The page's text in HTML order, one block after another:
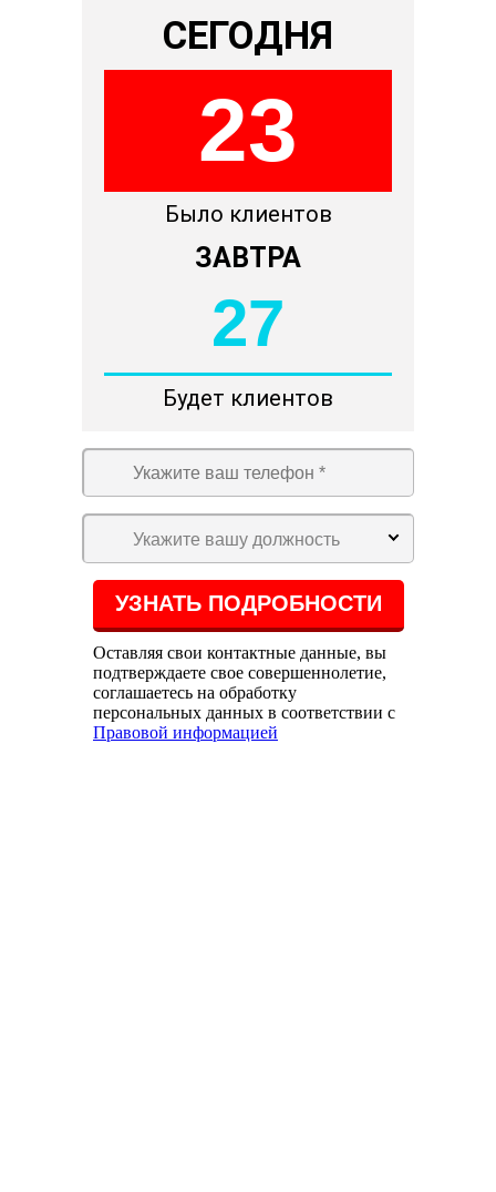
СЕГОДНЯ
23
Было клиентов
ЗАВТРА
27
Будет клиентов
Укажите вашу должность
Оставляя свои контактные данные, вы
подтверждаете свое совершеннолетие,
соглашаетесь на обработку
персональных данных в соответствии с
Правовой информацией